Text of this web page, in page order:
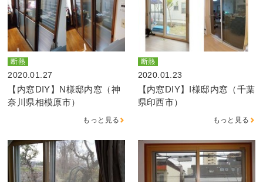
断熱
2020.01.27
【内窓DIY】N様邸内窓（神
奈川県相模原市）
もっと見る
断熱
2020.01.23
【内窓DIY】I様邸内窓（千葉
県印西市）
もっと見る